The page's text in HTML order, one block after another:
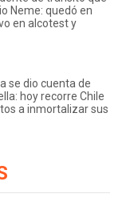
Neme: quedó en
en alcotest y
se dio cuenta de
hoy recorre Chile
a inmortalizar sus